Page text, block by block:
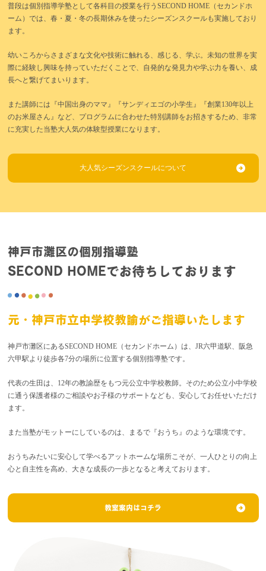
普段は個別指導学塾として各科目の授業を行うSECOND HOME（セカンドホ
ーム）では、春・夏・冬の長期休みを使ったシーズンスクールも実施しており
ます。
幼いころからさまざまな文化や技術に触れる、感じる、学ぶ。未知の世界を実
際に経験し興味を持っていただくことで、自発的な発見力や学ぶ力を養い、成
長へと繋げてまいります。
また講師には『中国出身のママ』『サンディエゴの小学生』『創業130年以上
のお米屋さん』など、プログラムに合わせた特別講師をお招きするため、非常
に充実した当塾大人気の体験型授業になります。
大人気シーズンスクールについて
神戸市灘区の個別指導塾
SECOND HOMEでお待ちしております
元・神戸市立中学校教諭がご指導いたします
神戸市灘区にあるSECOND HOME（セカンドホーム）は、JR六甲道駅、阪急
六甲駅より徒歩各7分の場所に位置する個別指導塾です。
代表の生田は、12年の教諭歴をもつ元公立中学校教師。そのため公立小中学校
に通う保護者様のご相談やお子様のサポートなども、安心してお任せいただけ
ます。
また当塾がモットーにしているのは、まるで『おうち』のような環境です。
おうちみたいに安心して学べるアットホームな場所こそが、一人ひとりの向上
心と自主性を高め、大きな成長の一歩となると考えております。
教室案内はコチラ